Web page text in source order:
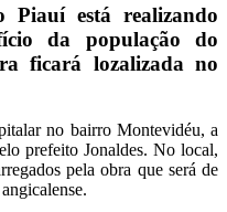
está realizando
da população do
ficará lozalizada no
no bairro Montevidéu, a
prefeito Jonaldes. No local,
pela obra que será de